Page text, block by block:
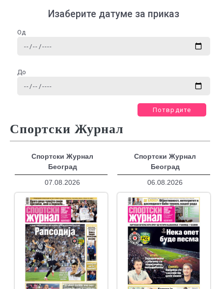
Изаберите датуме за приказ
Од
До
Потврдите
Спортски Журнал
Спортски Журнал
Београд
07.08.2026
Спортски Журнал
Београд
06.08.2026